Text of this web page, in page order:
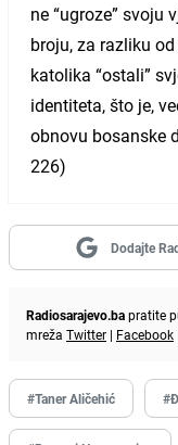
ne “ugroze” svoju
broju, za razliku
katolika “ostali”
identiteta, što je,
obnovu bosanske
226)
Dodajte
Radiosarajevo.bapratite
mreža Twitter | Facebook
#Taner Aličehić